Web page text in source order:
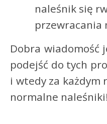
naleśnik się
przewracania
Dobra wiadomość
podejść do tych
i wtedy za każdym
normalne naleśniki!